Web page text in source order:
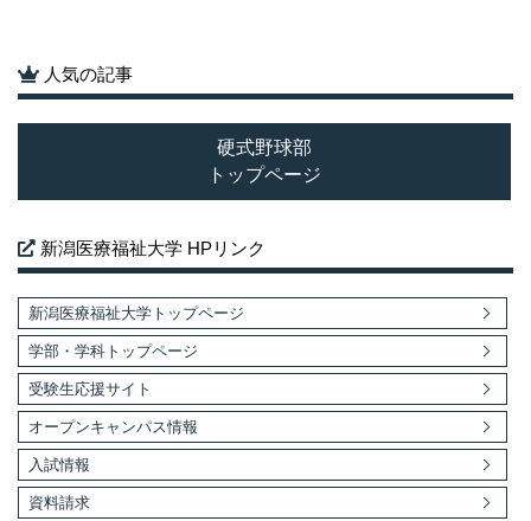
人気の記事
硬式野球部
トップページ
新潟医療福祉大学 HPリンク
新潟医療福祉大学トップページ
学部・学科トップページ
受験生応援サイト
オープンキャンパス情報
入試情報
資料請求